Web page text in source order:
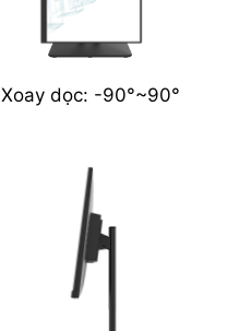
Xoay dọc: -90°~90°